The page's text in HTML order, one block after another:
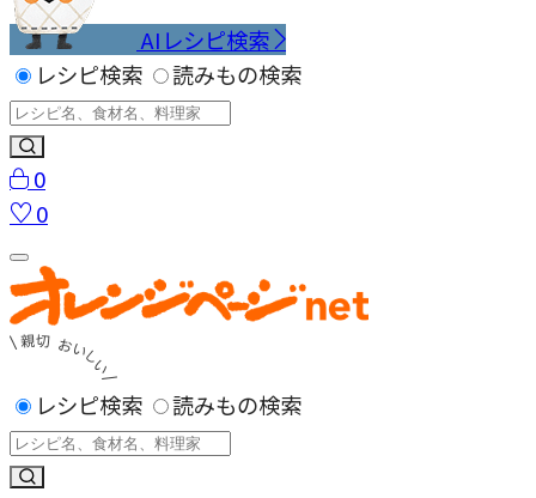
AIレシピ検索
レシピ検索
読みもの検索
0
0
レシピ検索 読みもの検索